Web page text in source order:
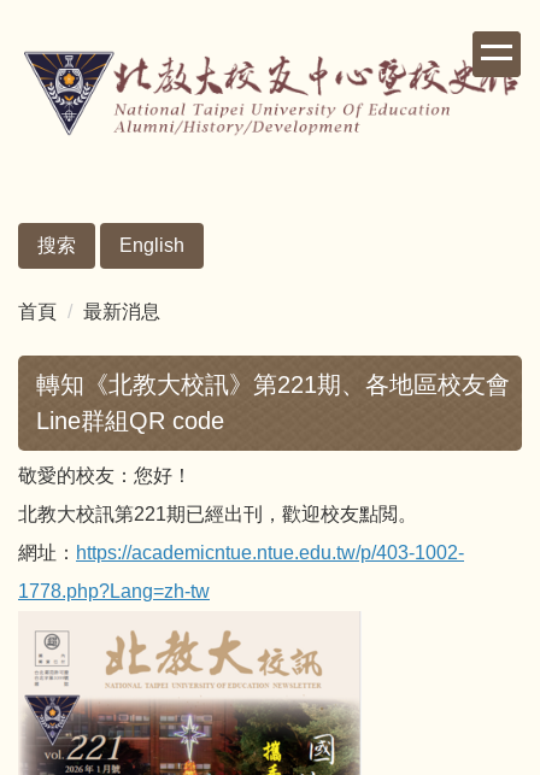
到
搜索 English
首頁 最新消息
轉知《北教大校訊》第221期、各地區校友會
Line群組QR code
敬愛的校友：您好！
北教大校訊第221期已經出刊，歡迎校友點閲。
網址： https://academicntue.ntue.edu.tw/p/403-1002-
1778.php?Lang=zh-tw